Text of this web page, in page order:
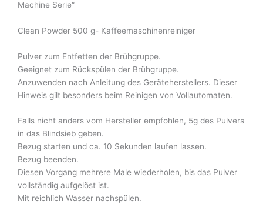
Machine Serie“
Clean Powder 500 g- Kaffeemaschinenreiniger
Pulver zum Entfetten der Brühgruppe.
Geeignet zum Rückspülen der Brühgruppe.
Anzuwenden nach Anleitung des Geräteherstellers. Dieser
Hinweis gilt besonders beim Reinigen von Vollautomaten.
Falls nicht anders vom Hersteller empfohlen, 5g des Pulvers
in das Blindsieb geben.
Bezug starten und ca. 10 Sekunden laufen lassen.
Bezug beenden.
Diesen Vorgang mehrere Male wiederholen, bis das Pulver
vollständig aufgelöst ist.
Mit reichlich Wasser nachspülen.